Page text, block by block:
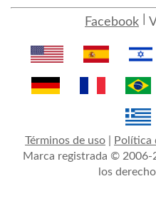
Facebook
Términos de uso Política
Marca registrada © 2006-
los